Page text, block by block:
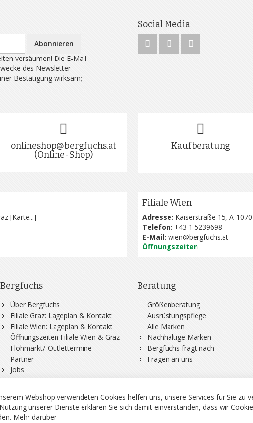
Abonnieren
versäumen! Die E-Mail
des Newsletter-
Bestätigung wirksam;
Social Media
onlineshop@bergfuchs.at
(Online-Shop)
Kaufberatung
[Karte...]
Filiale Wien
Adresse: Kaiserstraße 15, A-
Telefon: +43 1 5239698
E-Mail: wien@bergfuchs.at
Öffnungszeiten
Bergfuchs
Über Bergfuchs
Filiale Graz: Lageplan & Kontakt
Filiale Wien: Lageplan & Kontakt
Öffnungszeiten Filiale Wien & Graz
Flohmarkt/-Outlettermine
Partner
Jobs
Beratung
Größenberatung
Ausrüstungspflege
Alle Marken
Nachhaltige Marken
Bergfuchs fragt nach
Fragen an uns
Webshop verwendeten Cookies helfen uns, unsere Services für Sie zu
unserer Dienste erklären Sie sich damit einverstanden, dass wir
Mehr darüber